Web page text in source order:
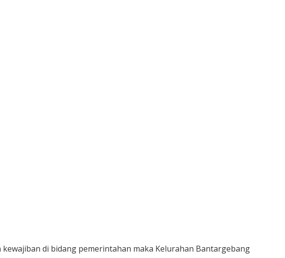
di bidang pemerintahan maka Kelurahan Bantargebang